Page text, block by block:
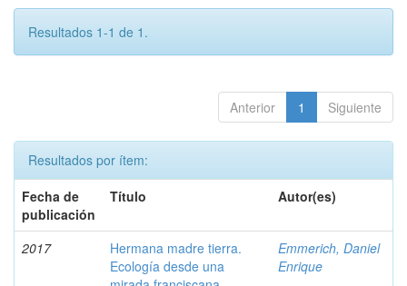
Resultados 1-1 de 1.
Anterior 1 Siguiente
Resultados por ítem:
Fecha de
publicación
Título Autor(es)
2017
Hermana madre tierra.
Ecología desde una
Emmerich, Daniel
Enrique